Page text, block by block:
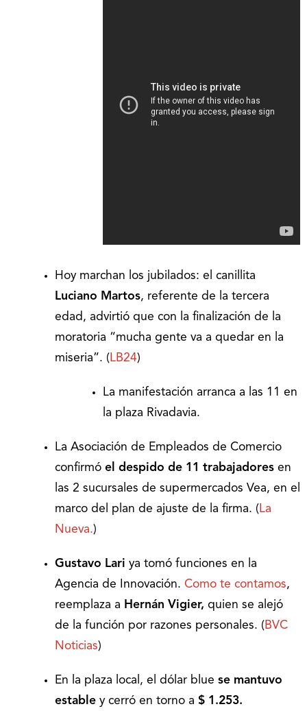
Hoy marchan los jubilados: el canillita
Luciano Martos, referente de la tercera
edad, advirtió que con la finalización de la
moratoria “mucha gente va a quedar en la
miseria”. ( LB24)
La manifestación arranca a las 11 en
la plaza Rivadavia.
La Asociación de Empleados de Comercio
confirmó el despido de 11 trabajadores en
las 2 sucursales de supermercados Vea, en el
marco del plan de ajuste de la firma. ( La
Nueva.)
Gustavo Lari ya tomó funciones en la
Agencia de Innovación. Como te contamos,
reemplaza a Hernán Vigier, quien se alejó
de la función por razones personales. ( BVC
Noticias)
En la plaza local, el dólar blue se mantuvo
estable y cerró en torno a $ 1.253.